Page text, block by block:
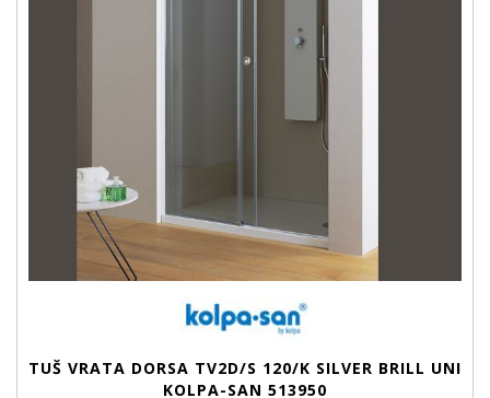
TUŠ VRATA DORSA TV2D/S 120/K SILVER BRILL UNI
KOLPA-SAN 513950